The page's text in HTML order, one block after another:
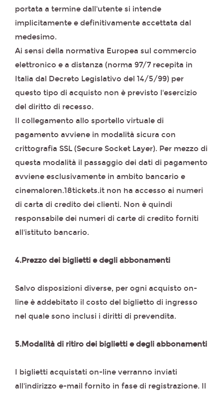
portata a termine dall'utente si intende
implicitamente e definitivamente accettata dal
medesimo.
Ai sensi della normativa Europea sul commercio
elettronico e a distanza (norma 97/7 recepita in
Italia dal Decreto Legislativo del 14/5/99) per
questo tipo di acquisto non è previsto l'esercizio
del diritto di recesso.
Il collegamento allo sportello virtuale di
pagamento avviene in modalità sicura con
crittografia SSL (Secure Socket Layer). Per mezzo di
questa modalità il passaggio dei dati di pagamento
avviene esclusivamente in ambito bancario e
cinemaloren.18tickets.it non ha accesso ai numeri
di carta di credito dei clienti. Non è quindi
responsabile dei numeri di carte di credito forniti
all'istituto bancario.
4.Prezzo dei biglietti e degli abbonamenti
Salvo disposizioni diverse, per ogni acquisto on-
line è addebitato il costo del biglietto di ingresso
nel quale sono inclusi i diritti di prevendita.
5.Modalità di ritiro dei biglietti e degli abbonamenti
I biglietti acquistati on-line verranno inviati
all'indirizzo e-mail fornito in fase di registrazione. Il